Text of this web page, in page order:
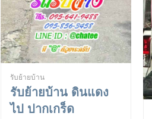
รับย้ายบ้าน
รับย้ายบ้าน ดินแดง
ไป ปากเกร็ด